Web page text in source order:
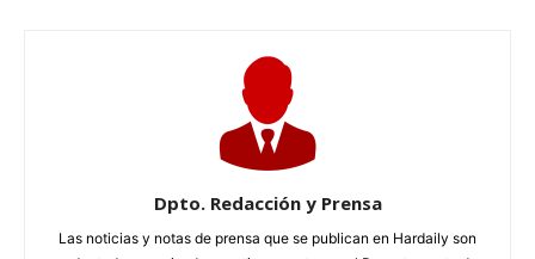
Dpto. Redacción y Prensa
Las noticias y notas de prensa que se publican en Hardaily son